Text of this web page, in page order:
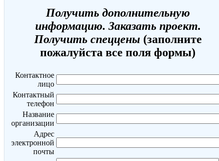
Получить дополнительную
информацию. Заказать проект.
Получить спеццены (заполните
пожалуйста все поля формы)
Контактное
лицо
Контактный
телефон
Название
организации
Адрес
электронной
почты